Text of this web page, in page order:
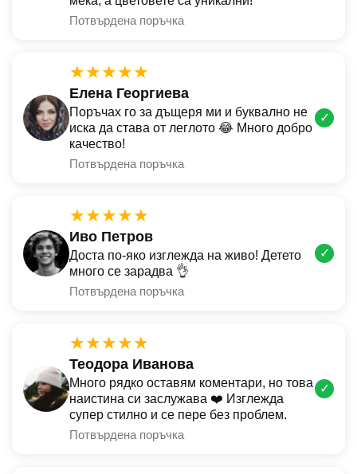
Потвърдена поръчка
★★★★★
Елена Георгиева
Поръчах го за дъщеря ми и буквално не
иска да става от леглото 😂 Много добро
качество!
Потвърдена поръчка
✓
★★★★★
Иво Петров
Доста по-яко изглежда на живо! Детето
много се зарадва 👌
Потвърдена поръчка
✓
★★★★★
Теодора Иванова
Много рядко оставям коментари, но това
наистина си заслужава ❤️ Изглежда
супер стилно и се пере без проблем.
Потвърдена поръчка
✓